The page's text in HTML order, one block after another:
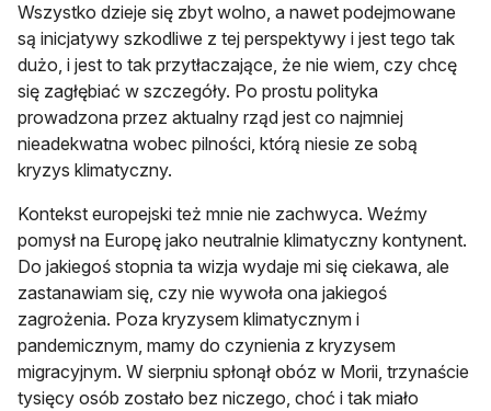
Wszystko dzieje się zbyt wolno, a nawet podejmowane
są inicjatywy szkodliwe z tej perspektywy i jest tego tak
dużo, i jest to tak przytłaczające, że nie wiem, czy chcę
się zagłębiać w szczegóły. Po prostu polityka
prowadzona przez aktualny rząd jest co najmniej
nieadekwatna wobec pilności, którą niesie ze sobą
kryzys klimatyczny.
Kontekst europejski też mnie nie zachwyca. Weźmy
pomysł na Europę jako neutralnie klimatyczny kontynent.
Do jakiegoś stopnia ta wizja wydaje mi się ciekawa, ale
zastanawiam się, czy nie wywoła ona jakiegoś
zagrożenia. Poza kryzysem klimatycznym i
pandemicznym, mamy do czynienia z kryzysem
migracyjnym. W sierpniu spłonął obóz w Morii, trzynaście
tysięcy osób zostało bez niczego, choć i tak miało